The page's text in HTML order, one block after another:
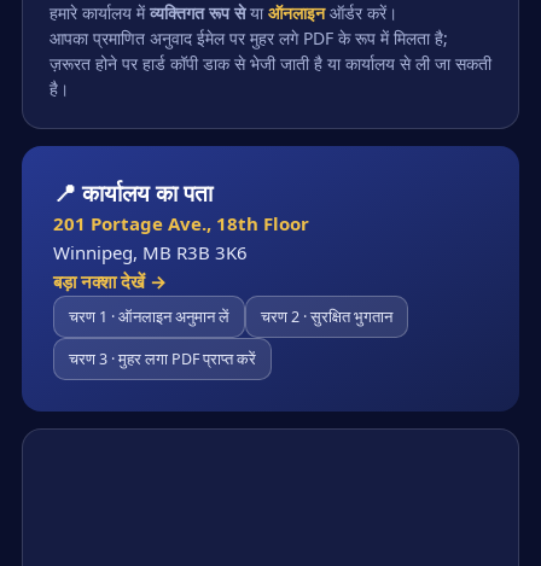
हमारे कार्यालय मेंव्यक्तिगत रूप सेयाऑनलाइनऑर्डर करें।
आपका प्रमाणित अनुवाद ईमेल पर मुहर लगे PDF के रूप में मिलता है;
ज़रूरत होने पर हार्ड कॉपी डाक से भेजी जाती है या कार्यालय से ली जा सकती
है।
📍 कार्यालय का पता
201 Portage Ave., 18th Floor
Winnipeg, MB R3B 3K6
बड़ा नक्शा देखें →
चरण 1 · ऑनलाइन अनुमान लें चरण 2 · सुरक्षित भुगतान
चरण 3 · मुहर लगा PDF प्राप्त करें